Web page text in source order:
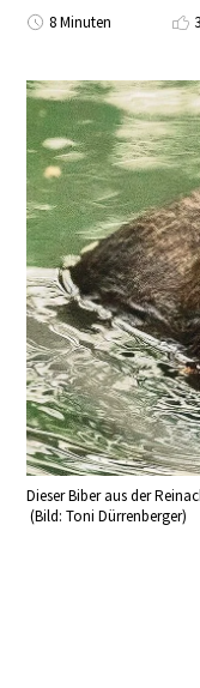
8 Minuten 3
Dieser Biber aus der
(Bild: Toni Dürrenberger)